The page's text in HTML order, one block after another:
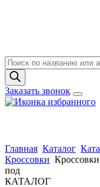
Поиск
товаров
Заказать звонок
Главная Каталог
Кроссовки
под
КАТАЛОГ